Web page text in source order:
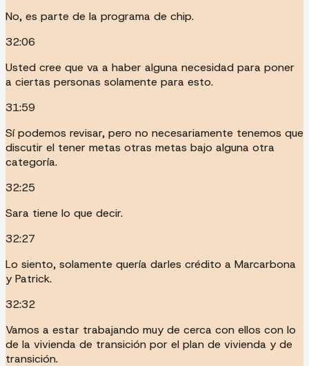
No, es parte de la programa de chip.
32:06
Usted cree que va a haber alguna necesidad para poner
a ciertas personas solamente para esto.
31:59
Sí podemos revisar, pero no necesariamente tenemos que
discutir el tener metas otras metas bajo alguna otra
categoría.
32:25
Sara tiene lo que decir.
32:27
Lo siento, solamente quería darles crédito a Marcarbona
y Patrick.
32:32
Vamos a estar trabajando muy de cerca con ellos con lo
de la vivienda de transición por el plan de vivienda y de
transición.